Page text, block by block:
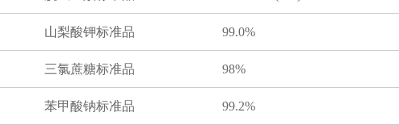
山梨酸钾标准品 99.0%
三氯蔗糖标准品 98%
苯甲酸钠标准品 99.2%